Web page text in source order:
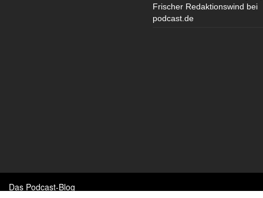
Frischer Redaktionswind bei
podcast.de
Das Podcast-Blog